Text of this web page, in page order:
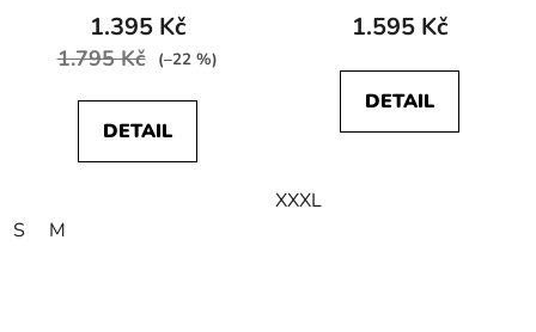
1.395 Kč
1.795 Kč (–22 %)
DETAIL
S M
Red
1.595 Kč
DETAIL
XXXL